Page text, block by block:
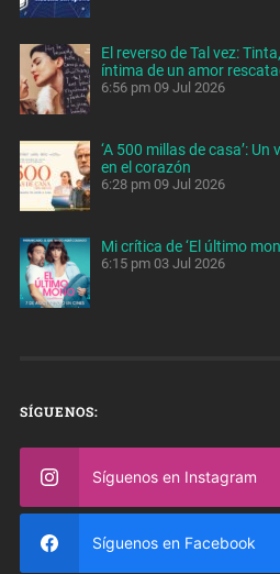
El reverso de Tal vez:
íntima de un amor
6:56 pm 09 Jul 2026
‘A 500 millas de casa’:
en el corazón
6:28 pm 09 Jul 2026
Mi crítica de ‘El último
6:15 pm 03 Jul 2026
SÍGUENOS:
Síguenos en Instagram
Síguenos en Facebook